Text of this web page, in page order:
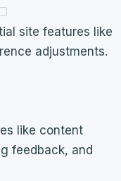
site features like
adjustments.
like content
feedback, and